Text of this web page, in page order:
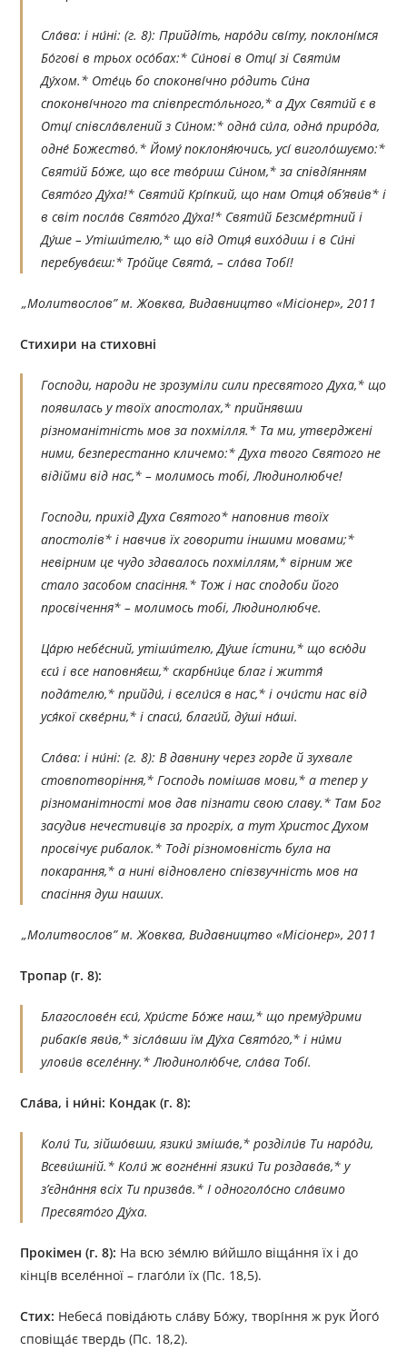
Сла́ва: і ни́ні:(г. 8): Прийді́ть, наро́ди сві́ту, поклоні́мся
Бо́гові в трьох осо́бах:* Си́нові в Отці́ зі Святи́м
Ду́хом.* Оте́ць бо споконві́чно ро́дить Си́на
споконві́чного та співпресто́льного,* а Дух Святи́й є в
Отці́ співсла́влений з Си́ном:* одна́ си́ла, одна́ приро́да,
одне́ Божество́.* Йому́ поклоня́ючись, усі́ виголо́шуємо:*
Святи́й Бо́же, що все тво́риш Си́ном,* за співді́янням
Свято́го Ду́ха!* Святи́й Крі́пкий, що нам Отця́ об’яви́в* і
в світ посла́в Свято́го Ду́ха!* Святи́й Безсме́ртний і
Ду́ше – Утіши́телю,* що від Отця́ вихо́диш і в Си́ні
перебува́єш:* Тро́йце Свята́, – сла́ва Тобі́!
„Молитвослов” м. Жовква, Видавництво «Місіонер», 2011
Стихири на стиховні
Господи, народи не зрозуміли сили пресвятого Духа,* що
появилась у твоїх апостолах,* прийнявши
різноманітність мов за похмілля.* Та ми, утверджені
ними, безперестанно кличемо:* Духа твого Святого не
відійми від нас,* – молимось тобі, Людинолюбче!
Господи, прихід Духа Святого* наповнив твоїх
апостолів* і навчив їх говорити іншими мовами;*
невірним це чудо здавалось похміллям,* вірним же
стало засобом спасіння.* Тож і нас сподоби його
просвічення* – молимось тобі, Людинолюбче.
Ца́рю небе́сний, утіши́телю, Ду́ше íстини,* що всю́ди
єси́ і все наповня́єш,* скарбни́це благ і життя́
пода́телю,* прийди́, і всели́ся в нас,* і очи́сти нас від
уся́кої скве́рни,* і спаси́, благи́й, ду́ші на́ші.
Сла́ва: і ни́ні:(г. 8): В давнину через горде й зухвале
стовпотворіння,* Господь помішав мови,* а тепер у
різноманітності мов дав пізнати свою славу.* Там Бог
засудив нечестивців за прогріх, а тут Христос Духом
просвічує рибалок.* Тоді різномовність була на
покарання,* а нині відновлено співзвучність мов на
спасіння душ наших.
„Молитвослов” м. Жовква, Видавництво «Місіонер», 2011
Тропар (г. 8):
Благослове́н єси́, Хри́сте Бо́же наш,* що прему́дрими
рибакі́в яви́в,* зісла́вши їм Ду́ха Свято́го,* і ни́ми
улови́в вселе́нну.* Людинолю́бче, сла́ва Тобі́.
Сла́ва, і ни́ні: Кондак (г. 8):
Коли́ Ти, зійшо́вши, язики́ зміша́в,* розділи́в Ти наро́ди,
Всеви́шній.* Коли́ ж вогне́нні язики́ Ти роздава́в,* у
з’єдна́ння всіх Ти призва́в.* I одноголо́сно сла́вимо
Пресвято́го Ду́ха.
Прокімен (г. 8): На всю зе́млю ви́йшло віща́ння їх і до
кінці́в вселе́нної – глаго́ли їх (Пс. 18,5).
Стих: Небеса́ повіда́ють сла́ву Бо́жу, творі́ння ж рук Його́
сповіща́є твердь (Пс. 18,2).